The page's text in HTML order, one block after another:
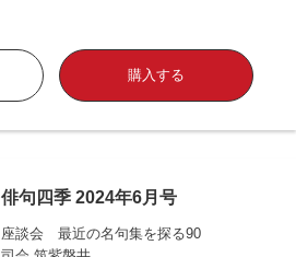
購入する
俳句四季 2024年6月号
座談会 最近の名句集を探る90